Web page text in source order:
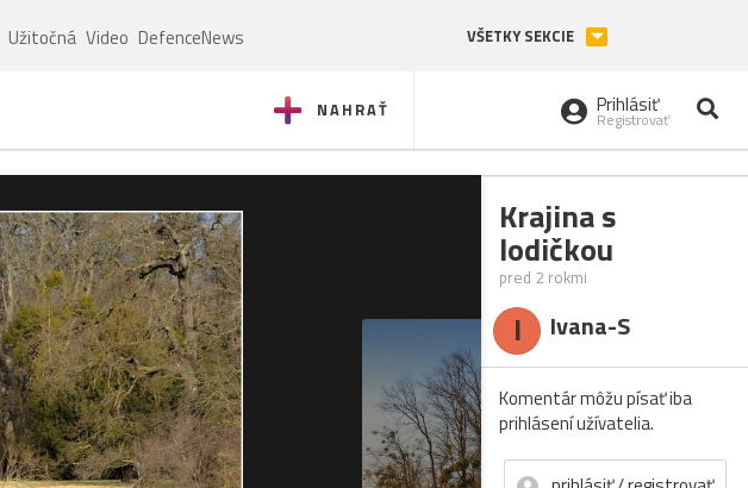
Užitočná Video DefenceNews VŠETKY SEKCIE
NAHRAŤ Prihlásiť
Registrovať
Krajina s
lodičkou
pred 2 rokmi
I Ivana-S
Komentár môžu písať iba
prihlásení užívatelia.